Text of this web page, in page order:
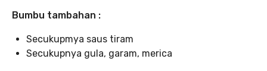
Bumbu tambahan :
Secukupmya saus tiram
Secukupnya gula, garam, merica